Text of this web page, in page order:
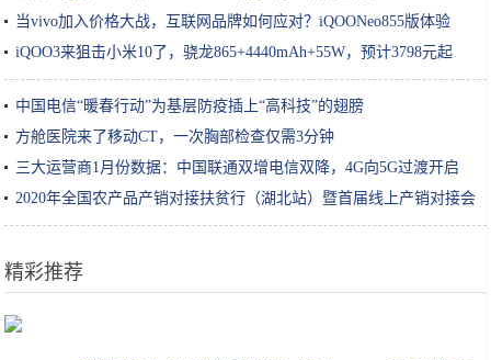
当vivo加入价格大战，互联网品牌如何应对？iQOONeo855版体验
iQOO3来狙击小米10了，骁龙865+4440mAh+55W，预计3798元起
中国电信“暖春行动”为基层防疫插上“高科技”的翅膀
方舱医院来了移动CT，一次胸部检查仅需3分钟
三大运营商1月份数据：中国联通双增电信双降，4G向5G过渡开启
2020年全国农产品产销对接扶贫行（湖北站）暨首届线上产销对接会
即将举行
精彩推荐